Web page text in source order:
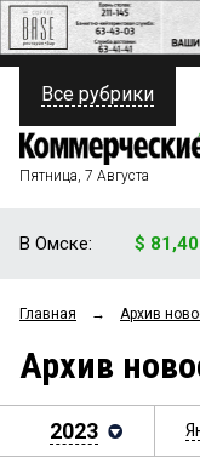
ПОЛИТИКА
ФИНАНСЫ
ОБЩЕСТВО
ЗАКОН
НОВОСТИ
Все рубрики
Пятница, 7 Августа
В Омске: $
Главная → Архив
Архив
2023